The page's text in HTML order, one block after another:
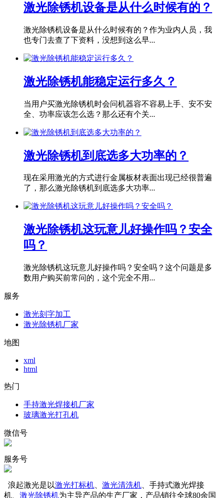
激光除锈机设备是从什么时候有的？
激光除锈机设备是从什么时候有的？作为业内人员，我
也专门去查了下资料，没想到这么早...
激光除锈机能稳定运行多久？
当用户买激光除锈机时会问机器容不容易上手、安不安
全、功率应该怎么选？那么还有个关...
激光除锈机到底选多大功率的？
现在采用激光的方式进行金属板材表面出现已经很普遍
了，那么激光除锈机到底选多大功率...
激光除锈机这玩意儿好操作吗？安全
吗？
激光除锈机这玩意儿好操作吗？安全吗？这个问题是多
数用户购买前常问的，这个完全不用...
服务
激光刻字加工
激光除锈机厂家
地图
xml
html
热门
手持激光焊接机厂家
玻璃激光打孔机
微信号
服务号
浪起激光是以激光打标机 激光清洗机 、手持式激光焊接
机、 激光除锈机为主导产品的生产厂家，产品销往全球80余国